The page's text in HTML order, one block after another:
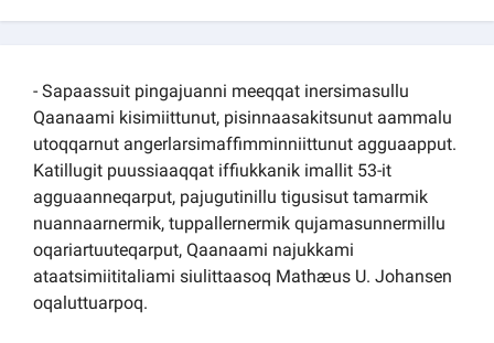
- Sapaassuit pingajuanni meeqqat inersimasullu
Qaanaami kisimiittunut, pisinnaasakitsunut aammalu
utoqqarnut angerlarsimaffimminniittunut agguaapput.
Katillugit puussiaaqqat iffiukkanik imallit 53-it
agguaanneqarput, pajugutinillu tigusisut tamarmik
nuannaarnermik, tuppallernermik qujamasunnermillu
oqariartuuteqarput, Qaanaami najukkami
ataatsimiititaliami siulittaasoq Mathæus U. Johansen
oqaluttuarpoq.